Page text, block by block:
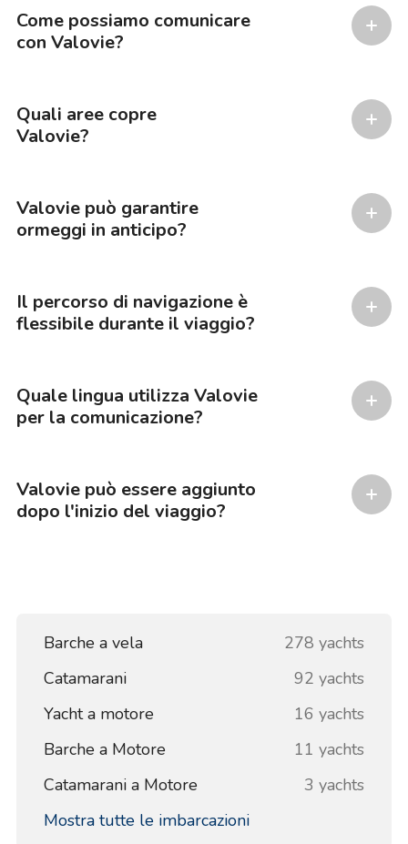
Come possiamo comunicare
con Valovie?
Quali aree copre
Valovie?
Valovie può garantire
ormeggi in anticipo?
Il percorso di navigazione è
flessibile durante il viaggio?
Quale lingua utilizza Valovie
per la comunicazione?
Valovie può essere aggiunto
dopo l'inizio del viaggio?
Barche a vela
278 yachts
Catamarani
92 yachts
Yacht a motore
16 yachts
Barche a Motore
11 yachts
Catamarani a Motore
3 yachts
Mostra tutte le imbarcazioni